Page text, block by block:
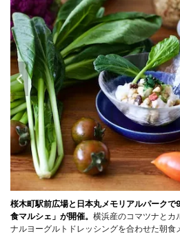
桜木町駅前広場と日本丸メモリアルパーク
食マルシェ」が開催。 横浜産のコマツナとカ
ナルヨーグルトドレッシングを合わせた朝食